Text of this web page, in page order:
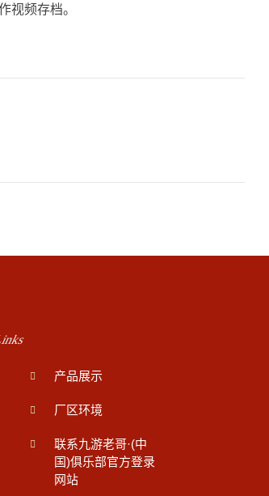
视频存档。
产品展示
厂区环境
联系九游老哥·(中
国)俱乐部官方登录
网站